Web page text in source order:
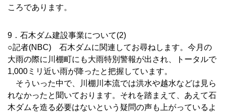
ころであります。
9．石木ダム建設事業について(2)
○記者(NBC) 石木ダムに関連してお尋ねします。今月の
大雨の際に川棚町にも大雨特別警報が出され、トータルで
1,000ミリ近い雨が降ったと把握しています。
そういった中で、川棚川本流では洪水や越水などは見ら
れなかったと聞いております。それを踏まえて、あえて石
木ダムを造る必要はないという疑問の声も上がっているよ